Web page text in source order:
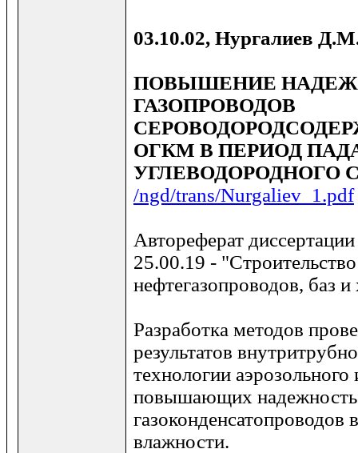
03.10.02, Нургалиев
ПОВЫШЕНИЕ
ГАЗОПРОВОДОВ
ОГКМ В ПЕРИОД
УГЛЕВОДОРОДНОГО
/ngd/trans/Nurgaliev_1.pdf
Автореферат
25.00.19 -
нефтегазопроводов, баз
Разработка методов
результатов
технологии
повышающих надежность
газоконденсатопроводов
влажности.